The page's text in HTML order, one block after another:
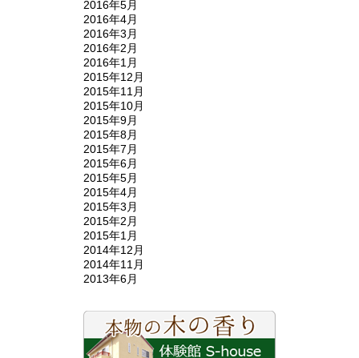
2016年5月
2016年4月
2016年3月
2016年2月
2016年1月
2015年12月
2015年11月
2015年10月
2015年9月
2015年8月
2015年7月
2015年6月
2015年5月
2015年4月
2015年3月
2015年2月
2015年1月
2014年12月
2014年11月
2013年6月